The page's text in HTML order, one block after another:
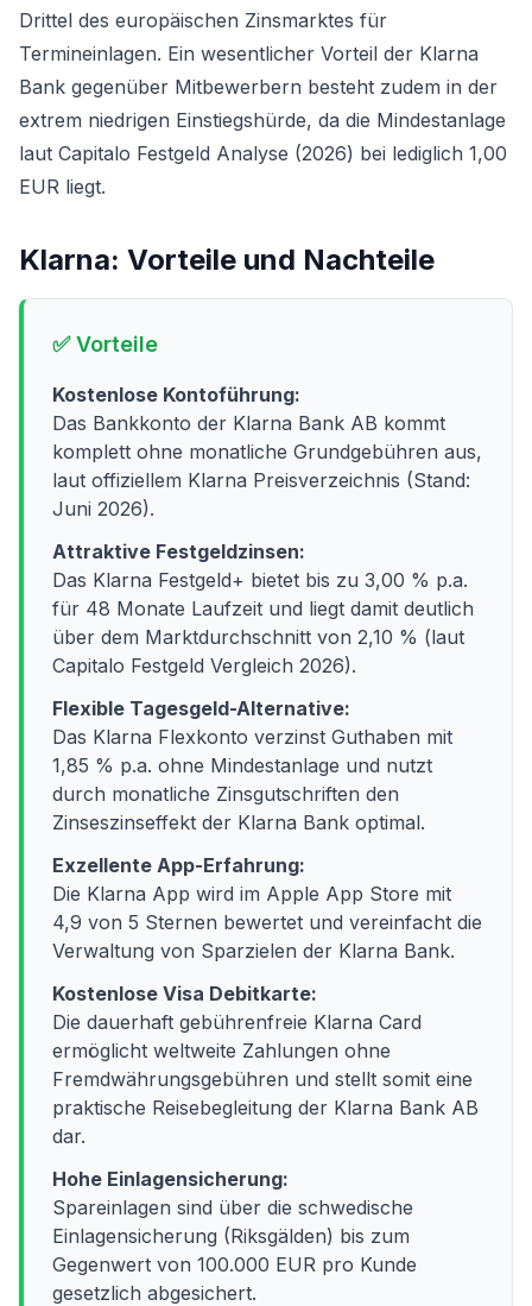
Drittel des europäischen Zinsmarktes für
Termineinlagen. Ein wesentlicher Vorteil der Klarna
Bank gegenüber Mitbewerbern besteht zudem in der
extrem niedrigen Einstiegshürde, da die Mindestanlage
laut Capitalo Festgeld Analyse (2026) bei lediglich 1,00
EUR liegt.
Klarna: Vorteile und Nachteile
✅ Vorteile
Kostenlose Kontoführung:
Das Bankkonto der Klarna Bank AB kommt
komplett ohne monatliche Grundgebühren aus,
laut offiziellem Klarna Preisverzeichnis (Stand:
Juni 2026).
Attraktive Festgeldzinsen:
Das Klarna Festgeld+ bietet bis zu 3,00 % p.a.
für 48 Monate Laufzeit und liegt damit deutlich
über dem Marktdurchschnitt von 2,10 % (laut
Capitalo Festgeld Vergleich 2026).
Flexible Tagesgeld-Alternative:
Das Klarna Flexkonto verzinst Guthaben mit
1,85 % p.a. ohne Mindestanlage und nutzt
durch monatliche Zinsgutschriften den
Zinseszinseffekt der Klarna Bank optimal.
Exzellente App-Erfahrung:
Die Klarna App wird im Apple App Store mit
4,9 von 5 Sternen bewertet und vereinfacht die
Verwaltung von Sparzielen der Klarna Bank.
Kostenlose Visa Debitkarte:
Die dauerhaft gebührenfreie Klarna Card
ermöglicht weltweite Zahlungen ohne
Fremdwährungsgebühren und stellt somit eine
praktische Reisebegleitung der Klarna Bank AB
dar.
Hohe Einlagensicherung:
Spareinlagen sind über die schwedische
Einlagensicherung (Riksgälden) bis zum
Gegenwert von 100.000 EUR pro Kunde
gesetzlich abgesichert.